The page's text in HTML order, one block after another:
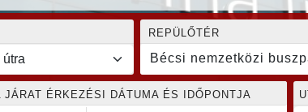
REPÜLŐTÉR
Bécsi nemzetközi
JÁRAT ÉRKEZÉSI DÁTUMA ÉS IDŐPONTJA